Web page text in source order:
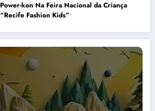
Power-kon Na Feira Nacional da Criança
“Recife Fashion Kids”